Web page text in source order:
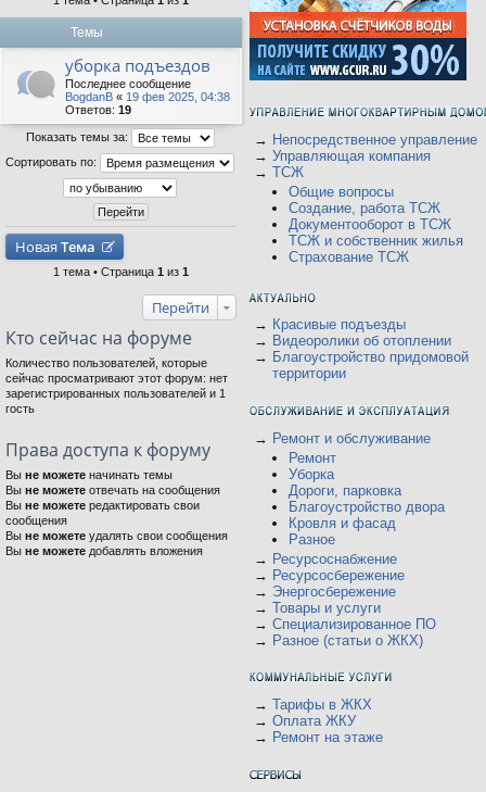
Темы
уборка подъездов
Последнее сообщение
BogdanB « 19 фев 2025, 04:38
Ответов: 19
Показать темы за:
Сортировать по:
Новая Тема
1 тема • Страница 1 из 1
Перейти
Кто сейчас на форуме
Количество пользователей, которые
сейчас просматривают этот форум: нет
зарегистрированных пользователей и 1
гость
Права доступа к форуму
Вы не можете начинать темы
Вы не можете отвечать на сообщения
Вы не можете редактировать свои
сообщения
Вы не можете удалять свои сообщения
Вы не можете добавлять вложения
→ Непосредственное управление
→ Управляющая компания
→ ТСЖ
Общие вопросы
Создание, работа ТСЖ
Документооборот в ТСЖ
ТСЖ и собственник жилья
Страхование ТСЖ
→ Красивые подъезды
→ Видеоролики об отоплении
→ Благоустройство придомовой
территории
→ Ремонт и обслуживание
Ремонт
Уборка
Дороги, парковка
Благоустройство двора
Кровля и фасад
Разное
→ Ресурсоснабжение
→ Ресурсосбережение
→ Энергосбережение
→ Товары и услуги
→ Специализированное ПО
→ Разное (статьи о ЖКХ)
→ Тарифы в ЖКХ
→ Оплата ЖКУ
→ Ремонт на этаже